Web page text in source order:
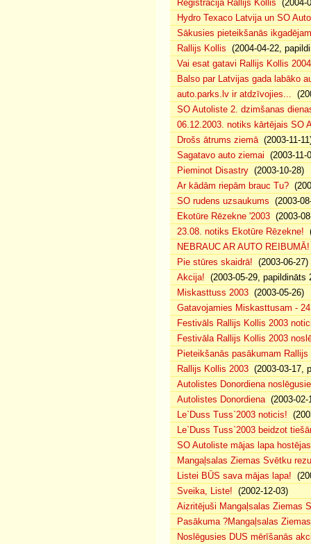
Reģistrācija Rallijs Kollis (2004-
Hydro Texaco Latvija un SO
Sākusies pieteikšanās
Rallijs Kollis (2004-04-22,
Vai esat gatavi Rallijs Kollis
Balso par Latvijas gada labāko
auto.parks.lv ir atdzīvojies...
SO Autoliste 2. dzimšanas
06.12.2003. notiks kārtējais SO
Drošs ātrums ziemā(2003-11-
Sagatavo auto ziemai (2003-11-
Pieminot Disastry (2003-10-28)
Ar kādām riepām brauc Tu?
SO rudens uzsaukums (2003-
Ekotūre Rēzekne '2003 (2003-
23.08. notiks Ekotūre Rēzekne!
NEBRAUC AR AUTO REIBUMĀ!
Pie stūres skaidrā! (2003-06-27)
Akcija! (2003-05-29, papildināts
Miskasttuss 2003 (2003-05-26)
Gatavojamies Miskasttusam -
Festivāls Rallijs Kollis 2003
Festivāla Rallijs Kollis 2003
Pieteikšanās pasākumam
Rallijs Kollis 2003 (2003-03-17,
Autolistes Donordiena
Autolistes Donordiena(2003-02-
Le`Duss Tuss`2003 noticis!
Le`Duss Tuss`2003 beidzot
SO Autoliste mājas lapa
Mangaļsalas Ziemas Svētku
Listei BŪS sava mājas lapa!
Sveika, Liste! (2002-12-03)
Aizritējuši Mangaļsalas Ziemas
Pasākuma ?Mangaļsalas
Noslēgusies DUS mērīšanās